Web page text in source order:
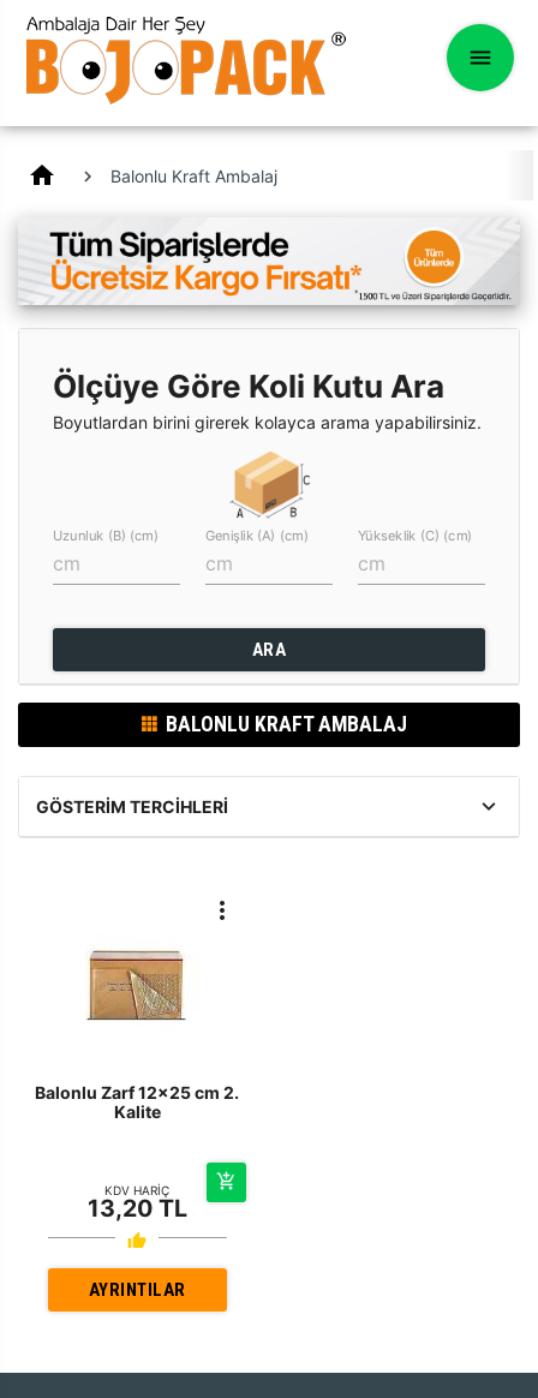
home Balonlu Kraft Ambalaj
Ölçüye Göre Koli Kutu Ara
Boyutlardan birini girerek kolayca arama yapabilirsiniz.
Uzunluk (B) (cm) Genişlik (A) (cm) Yükseklik (C) (cm)
ARA
BALONLU KRAFT AMBALAJ
GÖSTERIM TERCIHLERI
Balonlu Zarf 12x25 cm 2.
Kalite
KDV HARİÇ
13,20 TL
AYRINTILAR